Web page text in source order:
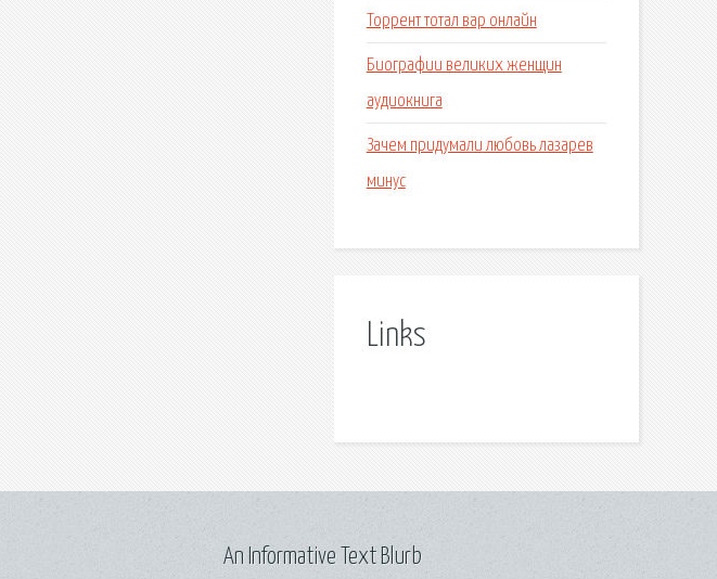
Торрент тотал вар онлайн
Биографии великих женщин
аудиокнига
Зачем придумали любовь лазарев
минус
Links
An Informative Text Blurb